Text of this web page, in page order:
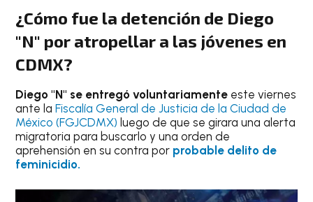
¿Cómo fue la detención de Diego
"N" por atropellar a las jóvenes en
CDMX?
Diego "N" se entregó voluntariamente este viernes
ante laFiscalía General de Justicia de la Ciudad de
México (FGJCDMX) luego de que se girara una alerta
migratoria para buscarlo y una orden de
aprehensión en su contra por probable delito de
feminicidio.